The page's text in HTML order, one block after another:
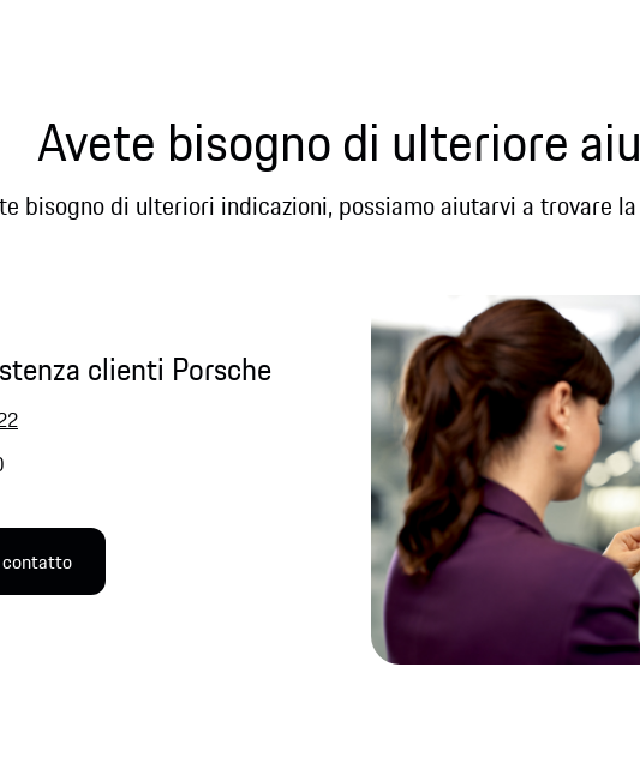
Avete bisogno di ulteriore
bisogno di ulteriori indicazioni, possiamo aiutarvi a trovare
clienti Porsche